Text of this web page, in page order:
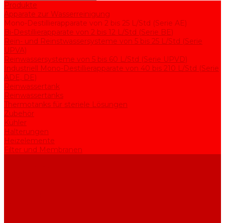
Produkte
Apparate zur Wasserreinigung
Mono-Destillierapparate von 2 bis 25 L/Std (Serie AE)
Bi-Destillierapparate von 2 bis 12 L/Std (Serie BE)
Rein- und Reinstwassersysteme von 5 bis 25 L/Std (Serie
UPVA)
Reinwassersysteme von 5 bis 60 L/Std (Serie UPVD)
Industriell Mono-Destillierapparate von 40 bis 210 L/Std (Serie
ADE, DE)
Reinwassertank
Reinwassertanks
Thermotanks für steriele Lösungen
Zubehör
Kühler
Halterungen
Heizelemente
Filter und Membranen